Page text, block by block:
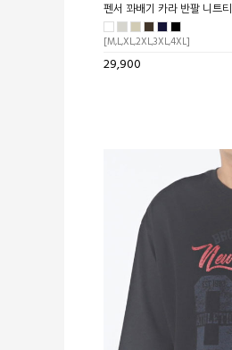
펜서 꽈배기 카라 반팔 니트티
[M,L,XL,2XL,3XL,4XL]
29,900